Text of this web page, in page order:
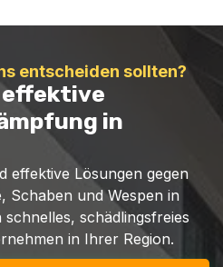
entscheiden sollten?
in
effektive Lösungen gegen
Schaben und Wespen in
schnelles, schädlingsfreies
in Ihrer Region.